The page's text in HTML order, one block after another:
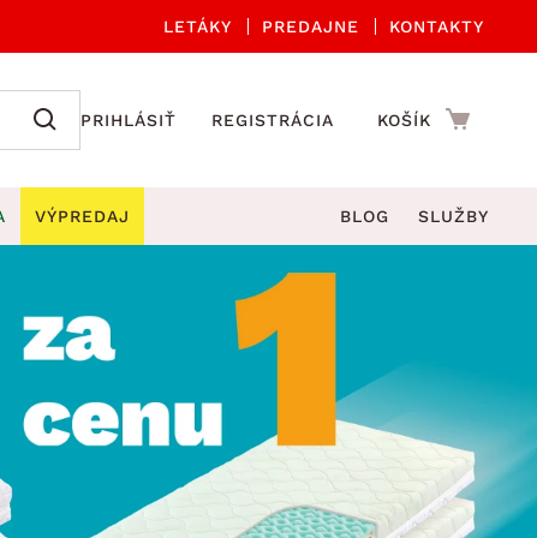
LETÁKY PREDAJNE KONTAKTY
PRIHLÁSIŤ REGISTRÁCIA KOŠÍK
ORGANIZÁCIA DROBNÉ BYTOVÉ DOPLNKY
Kuchynské príslušenstvo
Záhradné doplnky
stoličky a kreslá
Záhradné stoly
hojdačky
lehátka
VÝPREDAJ BLOG SLUŽBY